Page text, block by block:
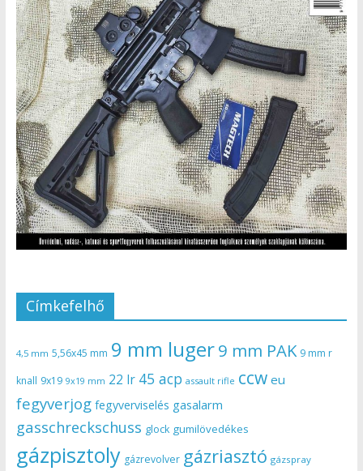
Címkefelhő
4,5 mm 5,56x45 mm 9 mm luger9 mm PAK 9 mm r
knall 9x19 9x19 mm 22 lr 45 acp assault rifle ccw eu
fegyverjog fegyverviselés gasalarm
gasschreckschuss glock gumilövedékes
gázpisztoly gázrevolver gázriasztó gázspray